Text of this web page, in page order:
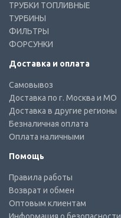
ТРУБКИ ТОПЛИВНЫЕ
ТУРБИНЫ
ФИЛЬТРЫ
ФОРСУНКИ
Доставка и оплата
Самовывоз
Доставка по г. Москва и МО
Доставка в другие регионы
Безналичная оплата
Оплата наличными
Помощь
Правила работы
Возврат и обмен
Оптовым клиентам